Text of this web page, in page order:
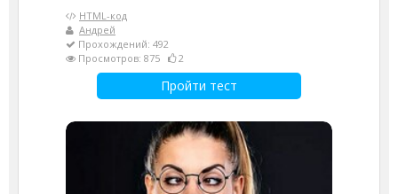
HTML-код
Андрей
Прохождений: 492
Просмотров: 875
2
Пройти тест